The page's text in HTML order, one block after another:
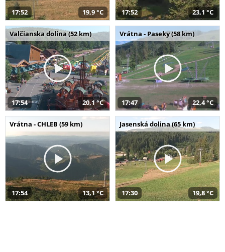
17:52 19,9 °C 17:52 23,1 °C
Valčianska dolina (52 km)
17:54 20,1 °C
Vrátna - Paseky (58 km)
17:47 22,4 °C
Vrátna - CHLEB (59 km)
17:54 13,1 °C
Jasenská dolina (65 km)
17:30 19,8 °C